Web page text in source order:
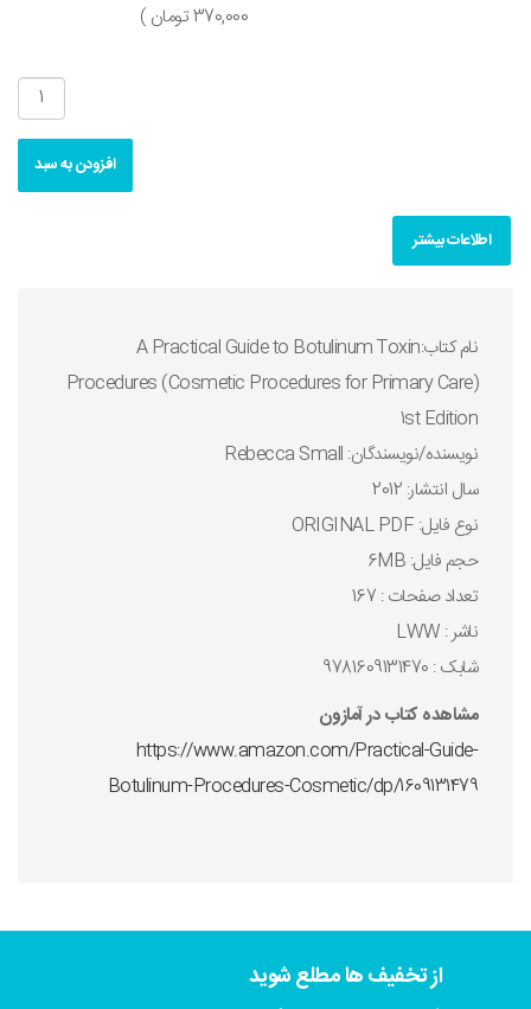
370,000 تومان )
افزودن به سبد
اطلاعات بیشتر
نام کتاب:A Practical Guide to Botulinum Toxin
Procedures (Cosmetic Procedures for Primary Care)
1st Edition
نويسنده/نويسندگان: Rebecca Small
سال انتشار: 2012
نوع فايل: ORIGINAL PDF
حجم فايل: 6MB
تعداد صفحات : 167
ناشر : LWW
شابک : 9781609131470
مشاهده کتاب در آمازون
https://www.amazon.com/Practical-Guide-
Botulinum-Procedures-Cosmetic/dp/1609131479
از تخفیف ها مطلع شوید